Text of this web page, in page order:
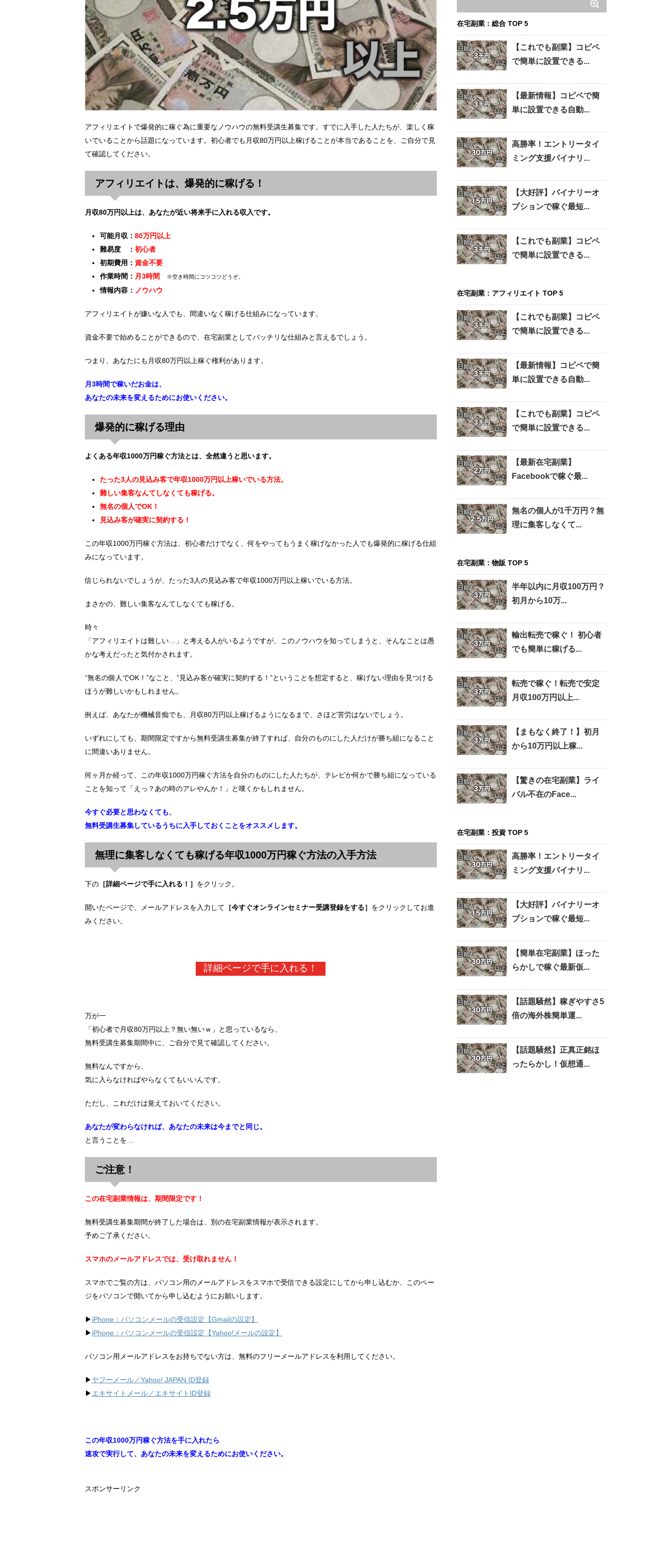
アフィリエイトで爆発的に稼ぐ為に重要なノウハウの無料受講生募集です。すでに入手した人たちが、楽しく稼
いでいることから話題になっています。初心者でも月収80万円以上稼げることが本当であることを、ご自分で見
て確認してください。
アフィリエイトは、爆発的に稼げる！
月収80万円以上は、あなたが近い将来手に入れる収入です。
可能月収： 80万円以上
難易度 ： 初心者
初期費用： 資金不要
作業時間： 月3時間 ※空き時間にコツコツどうぞ。
情報内容： ノウハウ
アフィリエイトが嫌いな人でも、間違いなく稼げる仕組みになっています。
資金不要で始めることができるので、在宅副業としてバッチリな仕組みと言えるでしょう。
つまり、あなたにも月収80万円以上稼ぐ権利があります。
月3時間で稼いだお金は、
あなたの未来を変えるためにお使いください。
爆発的に稼げる理由
よくある年収1000万円稼ぐ方法とは、全然違うと思います。
たった3人の見込み客で年収1000万円以上稼いでいる方法。
難しい集客なんてしなくても稼げる。
無名の個人でOK！
見込み客が確実に契約する！
この年収1000万円稼ぐ方法は、初心者だけでなく、何をやってもうまく稼げなかった人でも爆発的に稼げる仕組
みになっています。
信じられないでしょうが、たった3人の見込み客で年収1000万円以上稼いでいる方法。
まさかの、難しい集客なんてしなくても稼げる。
時々
「アフィリエイトは難しい…」と考える人がいるようですが、このノウハウを知ってしまうと、そんなことは愚
かな考えだったと気付かされます。
”無名の個人でOK！”なこと、”見込み客が確実に契約する！”ということを想定すると、稼げない理由を見つける
ほうが難しいかもしれません。
例えば、あなたが機械音痴でも、月収80万円以上稼げるようになるまで、さほど苦労はないでしょう。
いずれにしても、期間限定ですから無料受講生募集が終了すれば、自分のものにした人だけが勝ち組になること
に間違いありません。
何ヶ月か経って、この年収1000万円稼ぐ方法を自分のものにした人たちが、テレビか何かで勝ち組になっている
ことを知って「えっ？あの時のアレやんか！」と嘆くかもしれません。
今すぐ必要と思わなくても、
無料受講生募集しているうちに入手しておくことをオススメします。
無理に集客しなくても稼げる年収1000万円稼ぐ方法の入手方法
下の［詳細ページで手に入れる！］ をクリック。
開いたページで、メールアドレスを入力して ［今すぐオンラインセミナー受講登録をする］ をクリックしてお進
みください。
詳細ページで手に入れる！
万が一
「初心者で月収80万円以上？無い無いｗ」と思っているなら、
無料受講生募集期間中に、ご自分で見て確認してください。
無料なんですから、
気に入らなければやらなくてもいいんです。
ただし、これだけは覚えておいてください。
あなたが変わらなければ、あなたの未来は今までと同じ。
と言うことを…
ご注意！
この在宅副業情報は、期間限定です！
無料受講生募集期間が終了した場合は、別の在宅副業情報が表示されます。
予めご了承ください。
スマホのメールアドレスでは、受け取れません！
スマホでご覧の方は、パソコン用のメールアドレスをスマホで受信できる設定にしてから申し込むか、このペー
ジをパソコンで開いてから申し込むようにお願いします。
▶︎ iPhone：パソコンメールの受信設定【Gmailの設定】
▶︎ iPhone：パソコンメールの受信設定【Yahoo!メールの設定】
パソコン用メールアドレスをお持ちでない方は、無料のフリーメールアドレスを利用してください。
▶︎ ヤフーメール／Yahoo! JAPAN ID登録
▶︎ エキサイトメール／エキサイトID登録
この年収1000万円稼ぐ方法を手に入れたら
速攻で実行して、あなたの未来を変えるためにお使いください。
スポンサーリンク
在宅副業：総合 TOP 5
【これでも副業】コピペ
で簡単に設置できる...
【最新情報】コピペで簡
単に設置できる自動...
高勝率！エントリータイ
ミング支援バイナリ...
【大好評】バイナリーオ
プションで稼ぐ最短...
【これでも副業】コピペ
で簡単に設置できる...
在宅副業：アフィリエイト TOP 5
【これでも副業】コピペ
で簡単に設置できる...
【最新情報】コピペで簡
単に設置できる自動...
【これでも副業】コピペ
で簡単に設置できる...
【最新在宅副業】
Facebookで稼ぐ最...
無名の個人が1千万円？無
理に集客しなくて...
在宅副業：物販 TOP 5
半年以内に月収100万円？
初月から10万...
輸出転売で稼ぐ！ 初心者
でも簡単に稼げる...
転売で稼ぐ！転売で安定
月収100万円以上...
【まもなく終了！】初月
から10万円以上稼...
【驚きの在宅副業】ライ
バル不在のFace...
在宅副業：投資 TOP 5
高勝率！エントリータイ
ミング支援バイナリ...
【大好評】バイナリーオ
プションで稼ぐ最短...
【簡単在宅副業】ほった
らかしで稼ぐ最新仮...
【話題騒然】稼ぎやすさ5
倍の海外株簡単運...
【話題騒然】正真正銘ほ
ったらかし！仮想通...